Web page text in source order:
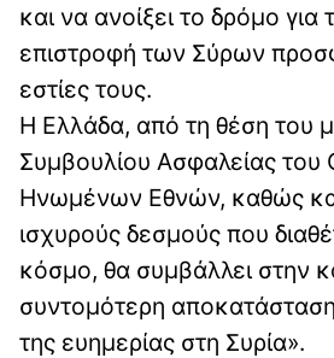
και να ανοίξει το δρόμο
επιστροφή των Σύρων
εστίες τους.
Η Ελλάδα, από τη θέση του
Συμβουλίου Ασφαλείας του
Ηνωμένων Εθνών, καθώς
ισχυρούς δεσμούς που
κόσμο, θα συμβάλλει στην
συντομότερη αποκατάσταση
της ευημερίας στη Συρία».